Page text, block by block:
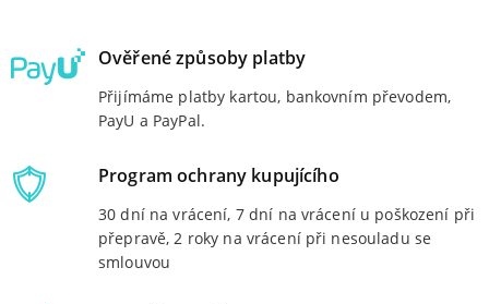
Ověřené způsoby platby
Přijímáme platby kartou, bankovním převodem,
PayU a PayPal.
Program ochrany kupujícího
30 dní na vrácení, 7 dní na vrácení u poškození při
přepravě, 2 roky na vrácení při nesouladu se
smlouvou